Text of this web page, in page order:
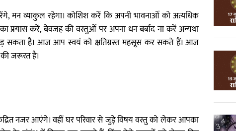
मन व्याकुल रहेगा। कोशिश करें कि अपनी भावनाओं को अत्यधिक
प्रयास करें, बेवजह की वस्तुओं पर अपना धन बर्बाद ना करें अन्यथा
सकता है। आज आप स्वयं को क्षतिग्रस्त महसूस कर सकते हैं। आज
जरूरत है।
नजर आएंगे। वहीं घर परिवार से जुड़े विषय वस्तु को लेकर आपका